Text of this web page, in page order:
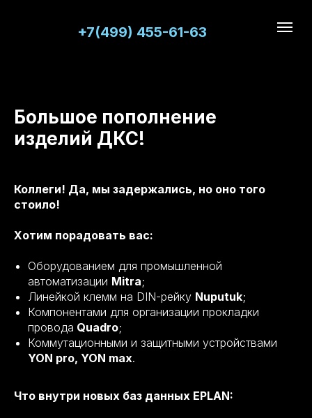
+7(499) 455-61-63
Большое пополнение
изделий ДКС!
Коллеги! Да, мы задержались, но оно того
стоило!
Хотим порадовать вас:
Оборудованием для промышленной
автоматизации Mitra;
Линейкой клемм на DIN-рейку Nuputuk;
Компонентами для организации прокладки
провода Quadro;
Коммутационными и защитными устройствами
YON pro, YON max.
Что внутри новых баз данных EPLAN: